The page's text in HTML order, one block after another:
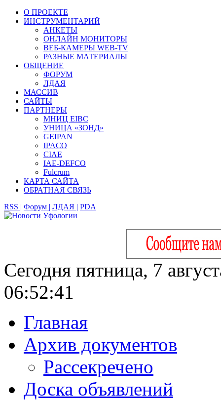
О ПРОЕКТЕ
ИНСТРУМЕНТАРИЙ
АНКЕТЫ
ОНЛАЙН МОНИТОРЫ
ВЕБ-КАМЕРЫ WEB-TV
РАЗНЫЕ МАТЕРИАЛЫ
ОБЩЕНИЕ
ФОРУМ
ЛДАЯ
МАССИВ
САЙТЫ
ПАРТНЕРЫ
МНИЦ EIBC
УНИЦА «ЗОНД»
GEIPAN
IPACO
CIAE
IAE-DEFCO
Fulcrum
КАРТА САЙТА
ОБРАТНАЯ СВЯЗЬ
RSS | Форум | ЛДАЯ | PDA
Сегодня пятница, 7
06:52:42
Главная
Архив документов
Рассекречено
Доска объявлений